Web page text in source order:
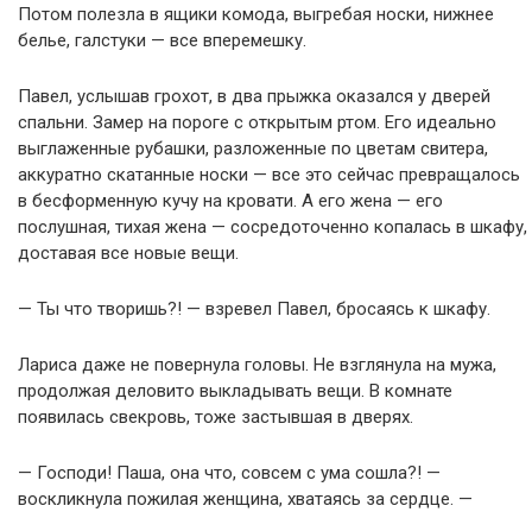
Потом полезла в ящики комода, выгребая носки, нижнее
белье, галстуки — все вперемешку.
Павел, услышав грохот, в два прыжка оказался у дверей
спальни. Замер на пороге с открытым ртом. Его идеально
выглаженные рубашки, разложенные по цветам свитера,
аккуратно скатанные носки — все это сейчас превращалось
в бесформенную кучу на кровати. А его жена — его
послушная, тихая жена — сосредоточенно копалась в шкафу,
доставая все новые вещи.
— Ты что творишь?! — взревел Павел, бросаясь к шкафу.
Лариса даже не повернула головы. Не взглянула на мужа,
продолжая деловито выкладывать вещи. В комнате
появилась свекровь, тоже застывшая в дверях.
— Господи! Паша, она что, совсем с ума сошла?! —
воскликнула пожилая женщина, хватаясь за сердце. —